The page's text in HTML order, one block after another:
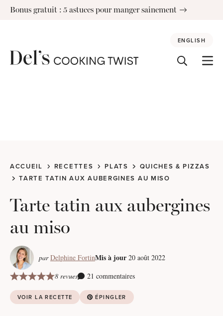
SkipBonus gratuit : 5 astuces pour manger sainement
ENGLISH
ACCUEIL RECETTES PLATS
QUICHES & PIZZAS
TARTE TATIN AUX AUBERGINES AU MISO
Tarte tatin aux aubergines
au miso
par Delphine FortinMis à jour 20 août 2022
8 revues
21 commentaires
VOIR LA RECETTE ÉPINGLER